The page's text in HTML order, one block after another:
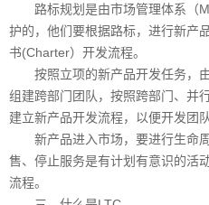
路标规划是由市场管理体系（
护的，他们要根据路标，进行新产
书(Charter）开发流程。
按照立项的新产品开发任务，
组建跨部门团队，按照跨部门、并
建立新产品开发流程，以便开发团
新产品进入市场，要进行生命
售、停止服务是有计划有意识的活
流程。